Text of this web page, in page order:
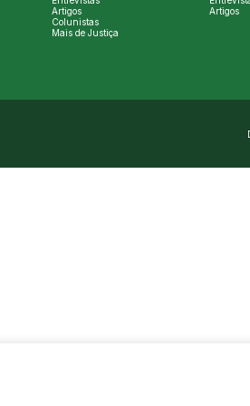
Artigos
Colunistas
Mais de Justiça
Artigos